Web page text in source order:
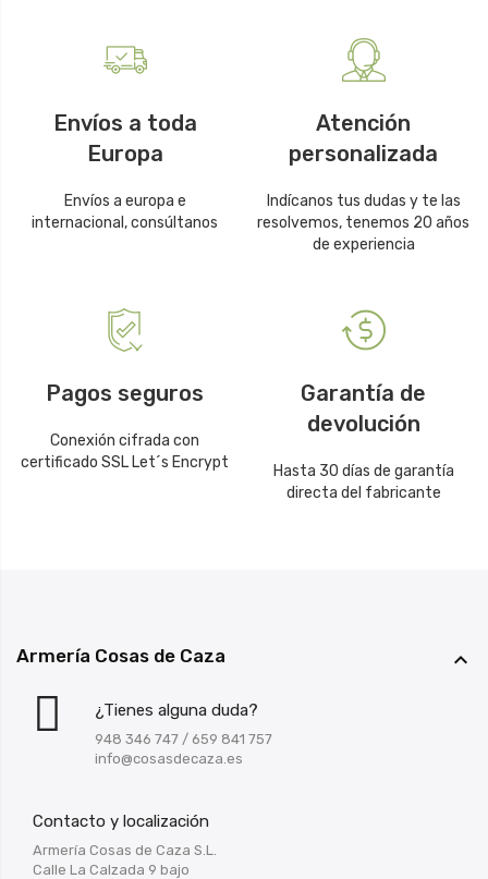
Envíos a toda
Europa
Envíos a europa e
internacional, consúltanos
Atención
personalizada
Indícanos tus dudas y te las
resolvemos, tenemos 20 años
de experiencia
Pagos seguros
Conexión cifrada con
certificado SSL Let´s Encrypt
Garantía de
devolución
Hasta 30 días de garantía
directa del fabricante
Armería Cosas de Caza 
¿Tienes alguna duda?
948 346 747 / 659 841 757
info@cosasdecaza.es
Contacto y localización
Armería Cosas de Caza S.L.
Calle La Calzada 9 bajo